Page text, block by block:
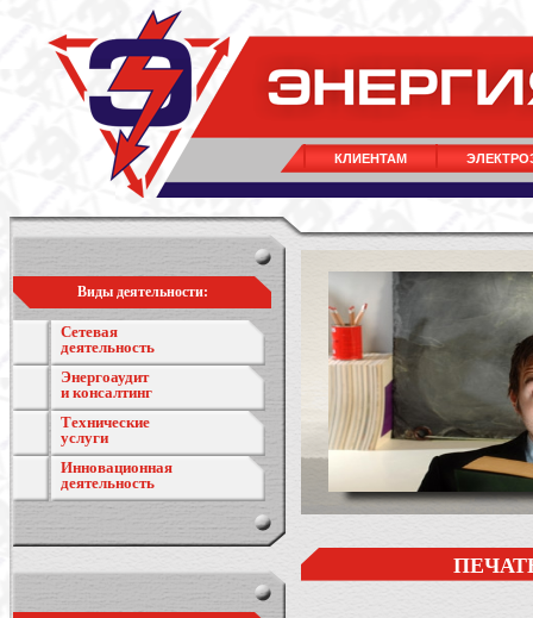
КЛИЕНТАМ
Виды деятельности:
Сетевая
деятельность
Энергоаудит
и консалтинг
Технические
услуги
Инновационная
деятельность